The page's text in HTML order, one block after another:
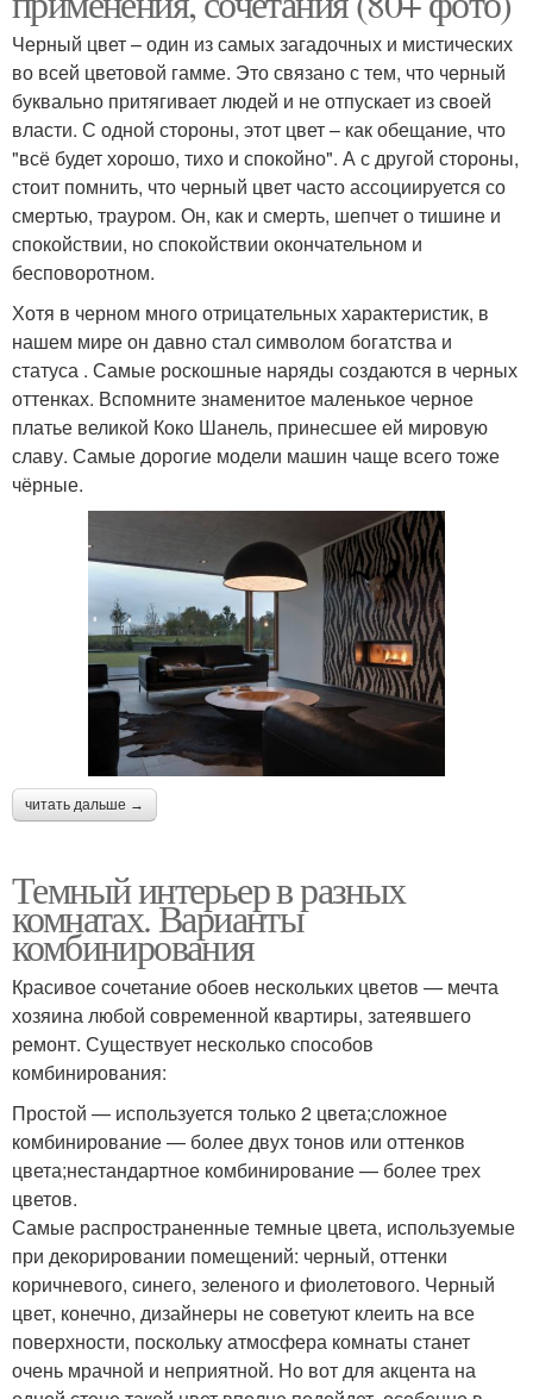
Черный цвет – один из самых загадочных и мистических
во всей цветовой гамме. Это связано с тем, что черный
буквально притягивает людей и не отпускает из своей
власти. С одной стороны, этот цвет – как обещание, что
"всё будет хорошо, тихо и спокойно". А с другой стороны,
стоит помнить, что черный цвет часто ассоциируется со
смертью, трауром. Он, как и смерть, шепчет о тишине и
спокойствии, но спокойствии окончательном и
бесповоротном.
Хотя в черном много отрицательных характеристик, в
нашем мире он давно стал символом богатства и
статуса . Самые роскошные наряды создаются в черных
оттенках. Вспомните знаменитое маленькое черное
платье великой Коко Шанель, принесшее ей мировую
славу. Самые дорогие модели машин чаще всего тоже
чёрные.
читать дальше →
Темный интерьер в разных
комнатах. Варианты
комбинирования
Красивое сочетание обоев нескольких цветов — мечта
хозяина любой современной квартиры, затеявшего
ремонт. Существует несколько способов
комбинирования:
Простой — используется только 2 цвета;сложное
комбинирование — более двух тонов или оттенков
цвета;нестандартное комбинирование — более трех
цветов.
Самые распространенные темные цвета, используемые
при декорировании помещений: черный, оттенки
коричневого, синего, зеленого и фиолетового. Черный
цвет, конечно, дизайнеры не советуют клеить на все
поверхности, поскольку атмосфера комнаты станет
очень мрачной и неприятной. Но вот для акцента на